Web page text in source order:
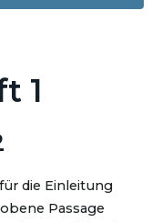
1
die Einleitung
Passage